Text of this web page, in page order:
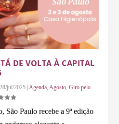
DE VOLTA À CAPITAL
28/jul/2025 | Agenda Agosto ,Giro pelo
São Paulo recebe a 9ª edição